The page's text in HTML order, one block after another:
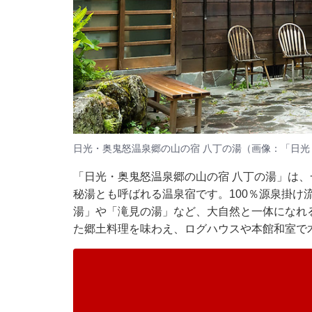
日光・奥鬼怒温泉郷の山の宿 八丁の湯（画像：「日
「日光・奥鬼怒温泉郷の山の宿 八丁の湯」は
秘湯とも呼ばれる温泉宿です。100％源泉掛け
湯」や「滝見の湯」など、大自然と一体にな
た郷土料理を味わえ、ログハウスや本館和室